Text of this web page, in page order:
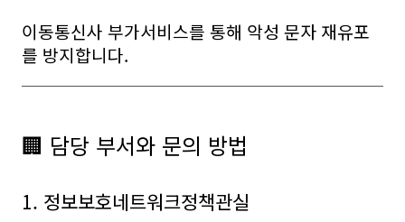
이동통신사 부가서비스를 통해 악성 문자 재유포
를 방지합니다.
🏢 담당 부서와 문의 방법
1. 정보보호네트워크정책관실